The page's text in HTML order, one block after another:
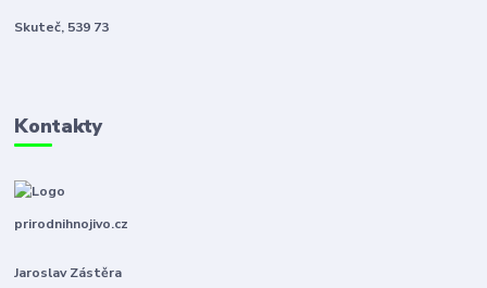
Skuteč, 539 73
Kontakty
prirodnihnojivo.cz
Jaroslav Zástěra